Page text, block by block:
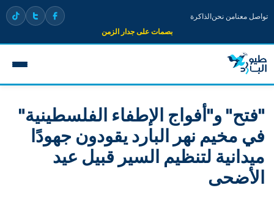
تواصل معنامن نحنالذاكرة
بصمات على جدار الزمن
"فتح" و"أفواج الإطفاء الفلسطينية"
في مخيم نهر البارد يقودون جهودًا
ميدانية لتنظيم السير قبيل عيد
الأضحى